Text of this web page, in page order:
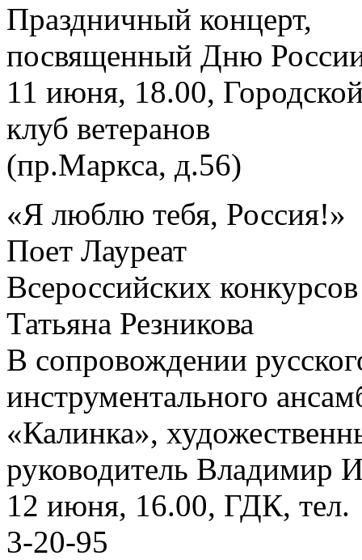
Праздничный концерт,
посвященный Дню
11 июня, 18.00,
клуб ветеранов
(пр.Маркса, д.56)
«Я люблю тебя, Россия!»
Поет Лауреат
Всероссийских конкурсов
Татьяна Резникова
В сопровождении
инструментального
«Калинка»,
руководитель Владимир
12 июня, 16.00, ГДК, тел.
3-20-95